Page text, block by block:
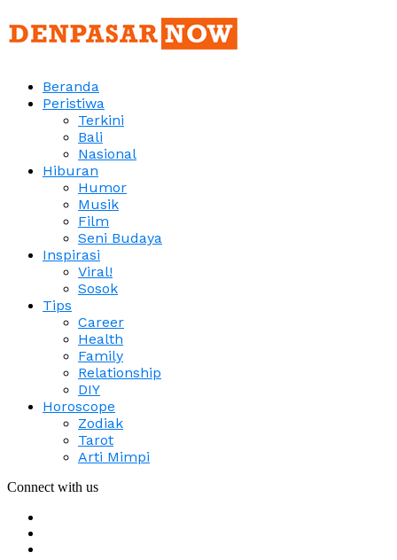
Beranda
Peristiwa
Terkini
Bali
Nasional
Hiburan
Humor
Musik
Film
Seni Budaya
Inspirasi
Viral!
Sosok
Tips
Career
Health
Family
Relationship
DIY
Horoscope
Zodiak
Tarot
Arti Mimpi
Connect with us